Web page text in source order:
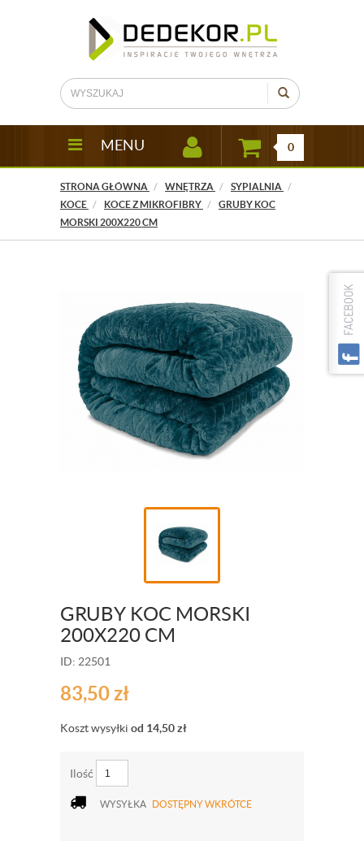
MENU 0
STRONA GŁÓWNA WNĘTRZA
SYPIALNIA
KOCE
KOCE Z MIKROFIBRY
GRUBY KOC
MORSKI 200X220 CM
GRUBY KOC MORSKI
200X220 CM
ID: 22501
83,50zł
Koszt wysyłki od 14,50zł
Ilość
WYSYŁKA DOSTĘPNY WKRÓTCE